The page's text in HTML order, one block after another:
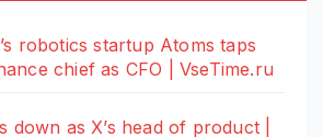
robotics startup Atoms taps
chief as CFO | VseTime.ru
down as X’s head of product |